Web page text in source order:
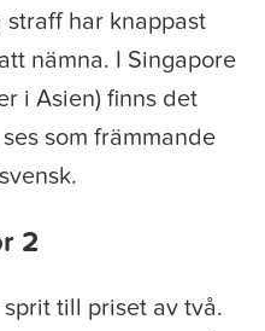
har knappast
nämna. I Singapore
i Asien) finns det
som främmande
2
till priset av två.